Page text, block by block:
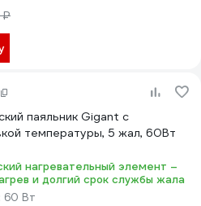
₽
паяльник Gigant с
температуры, 5 жал, 60Вт
нагревательный элемент –
и долгий срок службы жала
60 Вт